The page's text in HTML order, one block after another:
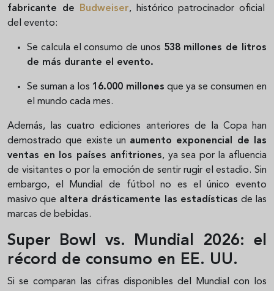
fabricante de Budweiser, histórico patrocinador oficial
del evento:
Se calcula el consumo de unos 538 millones de litros
de más durante el evento.
Se suman a los 16.000 millones que ya se consumen en
el mundo cada mes.
Además, las cuatro ediciones anteriores de la Copa han
demostrado que existe un aumento exponencial de las
ventas en los países anfitriones, ya sea por la afluencia
de visitantes o por la emoción de sentir rugir el estadio. Sin
embargo, el Mundial de fútbol no es el único evento
masivo que altera drásticamente las estadísticas de las
marcas de bebidas.
Super Bowl vs. Mundial 2026: el
récord de consumo en EE. UU.
Si se comparan las cifras disponibles del Mundial con los